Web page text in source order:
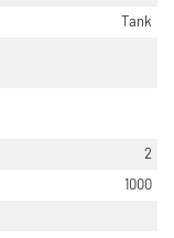
Tank
2
1000